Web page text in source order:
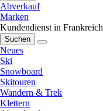
Abverkauf
Marken
Kundendienst in Frankreich
Suchen
Neues
Ski
Snowboard
Skitouren
Wandern & Trek
Klettern